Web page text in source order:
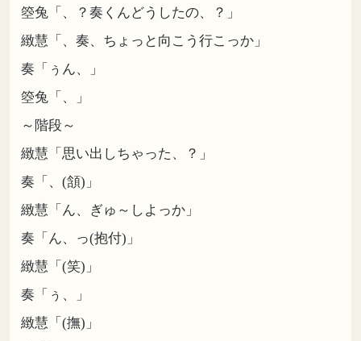
箜兔「、？奏くんどうしたの、？」
緻慧「、奏、ちょっと向こう行こっか」
奏「ぅん、」
箜兔「、」
～階段～
緻慧「思い出しちゃった、？」
奏「、(頷)」
緻慧「ん、ぎゅ～しよっか」
奏「ん、っ(抱付)」
緻慧「(笑)」
奏「ぅ、」
緻慧「(撫)」